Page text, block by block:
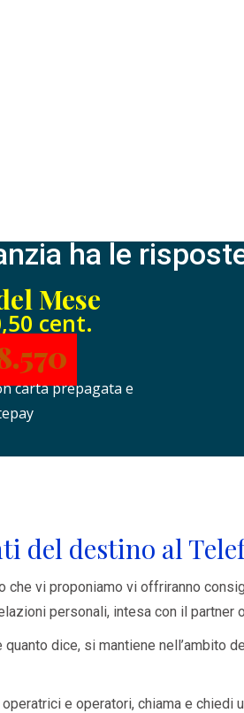
ha le
Mese
cent.
carta prepagata e
del destino al
che vi proponiamo vi offriranno
personali, intesa con il
quanto dice, si mantiene
e operatori, chiama e chiedi